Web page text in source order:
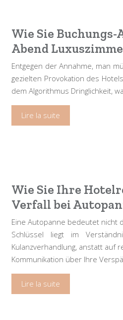
Wie Sie
Abend
Entgegen der Annahme, man
gezielten Provokation des
dem Algorithmus Dringlichkeit,
Lire la suite
Wie Sie Ihre
Verfall bei
Eine Autopanne bedeutet nicht
Schlüssel liegt im
Kulanzverhandlung, anstatt auf
Kommunikation über Ihre
Lire la suite